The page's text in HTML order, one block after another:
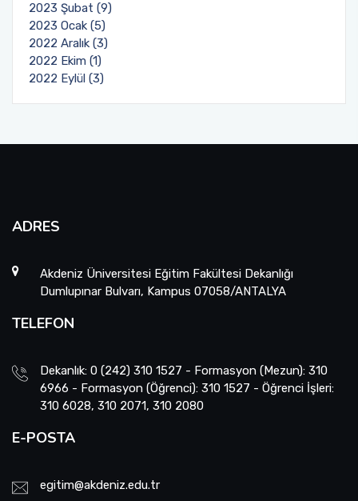
2023 Şubat (9)
2023 Ocak (5)
2022 Aralık (3)
2022 Ekim (1)
2022 Eylül (3)
ADRES
Akdeniz Üniversitesi Eğitim Fakültesi Dekanlığı
Dumlupınar Bulvarı, Kampus 07058/ANTALYA
TELEFON
Dekanlık: 0 (242) 310 1527 - Formasyon (Mezun): 310
6966 - Formasyon (Öğrenci): 310 1527 - Öğrenci İşleri:
310 6028, 310 2071, 310 2080
E-POSTA
egitim@akdeniz.edu.tr